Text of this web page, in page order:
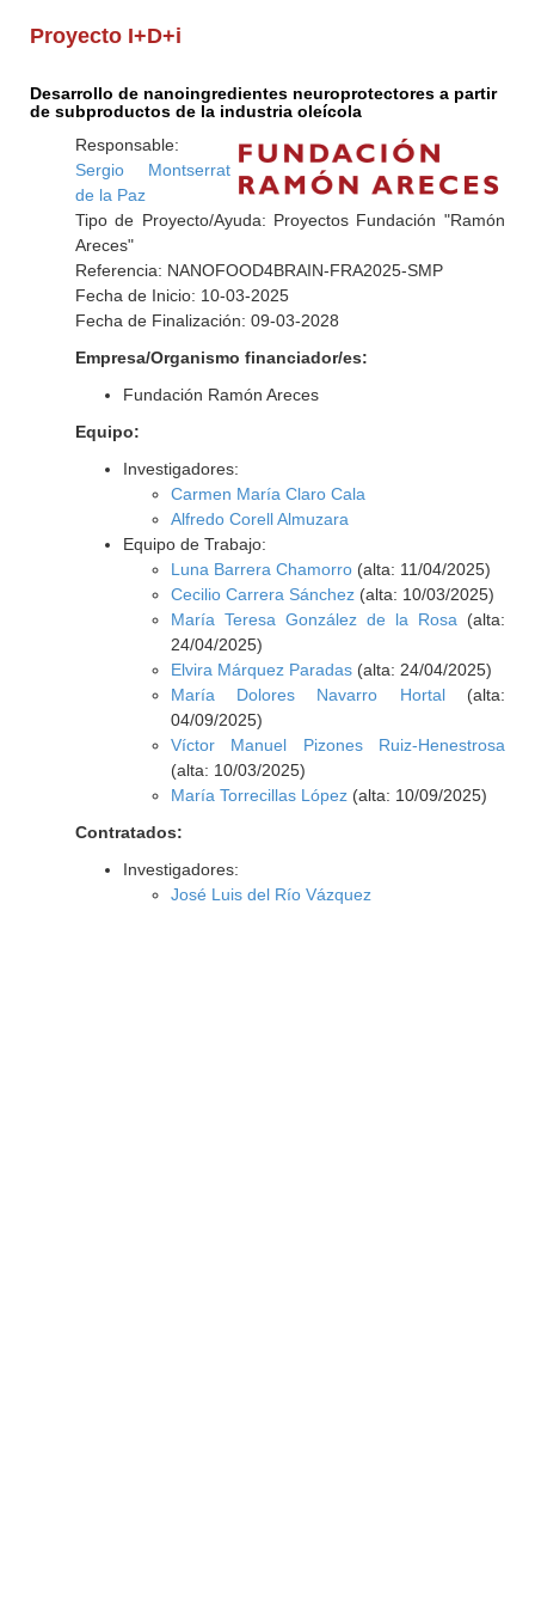
Proyecto I+D+i
Desarrollo de nanoingredientes neuroprotectores a partir
de subproductos de la industria oleícola
Responsable:
Sergio Montserrat
de la Paz
Tipo de Proyecto/Ayuda: Proyectos Fundación "Ramón
Areces"
Referencia: NANOFOOD4BRAIN-FRA2025-SMP
Fecha de Inicio: 10-03-2025
Fecha de Finalización: 09-03-2028
Empresa/Organismo financiador/es:
Fundación Ramón Areces
Equipo:
Investigadores:
Carmen María Claro Cala
Alfredo Corell Almuzara
Equipo de Trabajo:
Luna Barrera Chamorro(alta: 11/04/2025)
Cecilio Carrera Sánchez(alta: 10/03/2025)
María Teresa González de la Rosa (alta:
24/04/2025)
Elvira Márquez Paradas(alta: 24/04/2025)
María Dolores Navarro Hortal(alta:
04/09/2025)
Víctor Manuel Pizones Ruiz-Henestrosa
(alta: 10/03/2025)
María Torrecillas López(alta: 10/09/2025)
Contratados:
Investigadores:
José Luis del Río Vázquez